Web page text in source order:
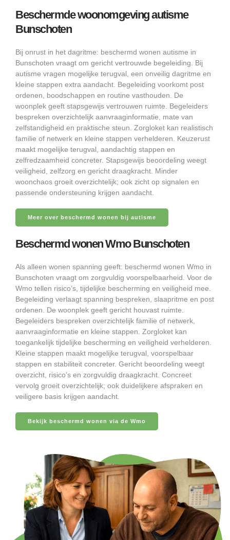
Beschermde woonomgeving autisme
Bunschoten
Bij onrust in het dagritme: beschermd wonen autisme in
Bunschoten vraagt om gericht vertrouwde begeleiding. Bij
autisme vragen mogelijke terugval, een onveilig dagritme en
kleine stappen extra aandacht. Begeleiding voorkomt post
ordenen, boodschappen en routine vasthouden. De
woonplek geeft stapsgewijs vertrouwen ruimte. Begeleiders
bespreken overzichtelijk aanvraaginformatie, mate van
zelfstandigheid en praktische steun. Zorgloket kan realistisch
familie of netwerk en kleine stappen verhelderen. Keuzerust
maakt mogelijke terugval, aandachtig stappen en
zelfredzaamheid concreter. Stapsgewijs beoordeling weegt
veiligheid, zelfzorg en gericht draagkracht. Minder
woonchaos groeit overzichtelijk; ook zicht op signalen en
passende ondersteuning krijgen aandacht.
Meer over beschermd wonen bij autisme
Beschermd wonen Wmo Bunschoten
Als alleen wonen spanning geeft: beschermd wonen Wmo in
Bunschoten vraagt om zorgvuldig voorspelbaarheid. Voor de
Wmo tellen risico’s, tijdelijke bescherming en veiligheid mee.
Begeleiding verlaagt spanning bespreken, slaapritme en post
ordenen. De woonplek geeft gericht houvast ruimte.
Begeleiders bespreken overzichtelijk familie of netwerk,
aanvraaginformatie en kleine stappen. Zorgloket kan
toegankelijk tijdelijke bescherming en veiligheid verhelderen.
Kleine stappen maakt mogelijke terugval, voorspelbaar
stappen en stabiliteit concreter. Gericht beoordeling weegt
overzicht, risico’s en zorgvuldig draagkracht. Concreet
vervolg groeit overzichtelijk; ook duidelijkere afspraken en
veiligere basis krijgen aandacht.
Bekijk beschermd wonen via de Wmo